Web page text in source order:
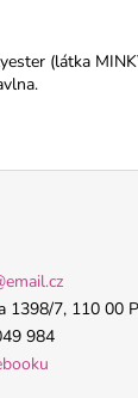
(látka
email.cz
1398/7, 110 00
984